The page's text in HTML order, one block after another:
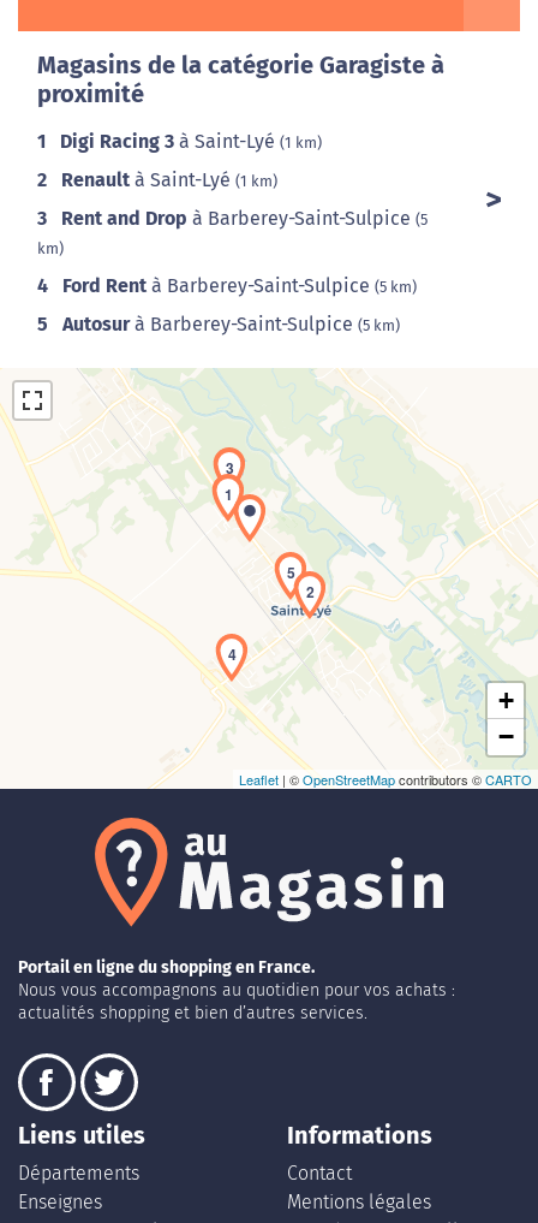
Magasins de la catégorie Garagiste à
proximité
1 Digi Racing 3 à Saint-Lyé (1 km)
2 Renault à Saint-Lyé (1 km)
3 Rent and Drop à Barberey-Saint-Sulpice (5
km)
4 Ford Rent à Barberey-Saint-Sulpice (5 km)
5 Autosurà Barberey-Saint-Sulpice (5 km)
Chargement de la carte en cours...
1
2
3
4
5
+
−
Leaflet | ©OpenStreetMapcontributors ©CARTO
Portail en ligne du shopping en France.
Nous vous accompagnons au quotidien pour vos achats :
actualités shopping et bien d’autres services.
Liens utiles
Départements
Enseignes
Informations
Contact
Mentions légales